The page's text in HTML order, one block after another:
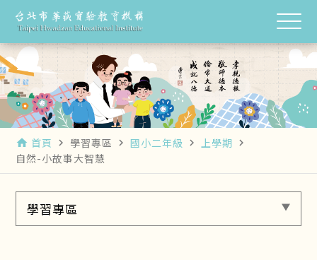
home 首頁 navigate_next 學習專區 navigate_next 國小二年級 navigate_next 上學期 navigate_next
自然-小故事大智慧
學習專區